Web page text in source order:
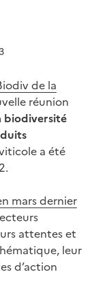
de la
réunion
biodiversité
a été
mars dernier
attentes et
leur
d’action